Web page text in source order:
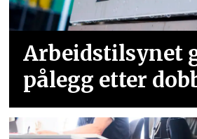
Arbeidstilsynet
pålegg etter